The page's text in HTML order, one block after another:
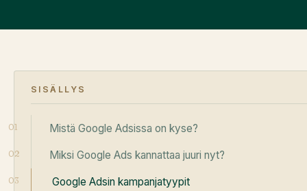
SISÄLLYS
Mistä Google Adsissa on kyse?
Miksi Google Ads kannattaa juuri nyt?
Google Adsin kampanjatyypit